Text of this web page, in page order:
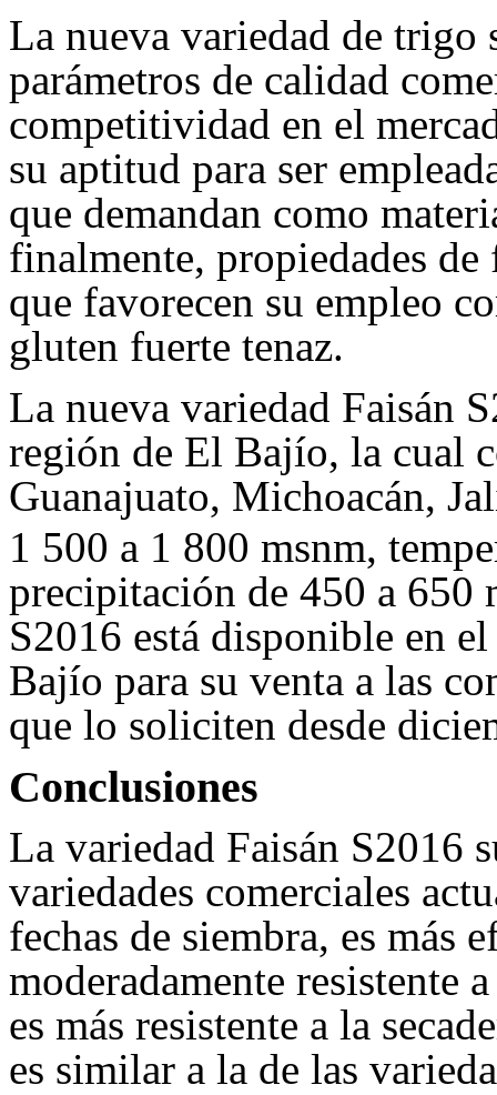
La nueva variedad de trigo
parámetros de calidad
competitividad en el
su aptitud para ser
que demandan como
finalmente, propiedades
que favorecen su empleo
gluten fuerte tenaz.
La nueva variedad Faisán
región de El Bajío, la cual
Guanajuato, Michoacán,
1 500 a 1 800 msnm,
precipitación de 450 a 650
S2016 está disponible en
Bajío para su venta a las
que lo soliciten desde
Conclusiones
La variedad Faisán S2016
variedades comerciales
fechas de siembra, es más
moderadamente resistente
es más resistente a la
es similar a la de las